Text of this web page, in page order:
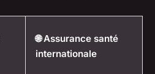
🌐 Assurance santé
internationale